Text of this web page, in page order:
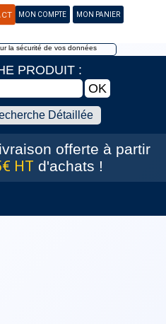
MON COMPTE MON PANIER
PRODUIT :
Détaillée
offerte à partir
HT d'achats !